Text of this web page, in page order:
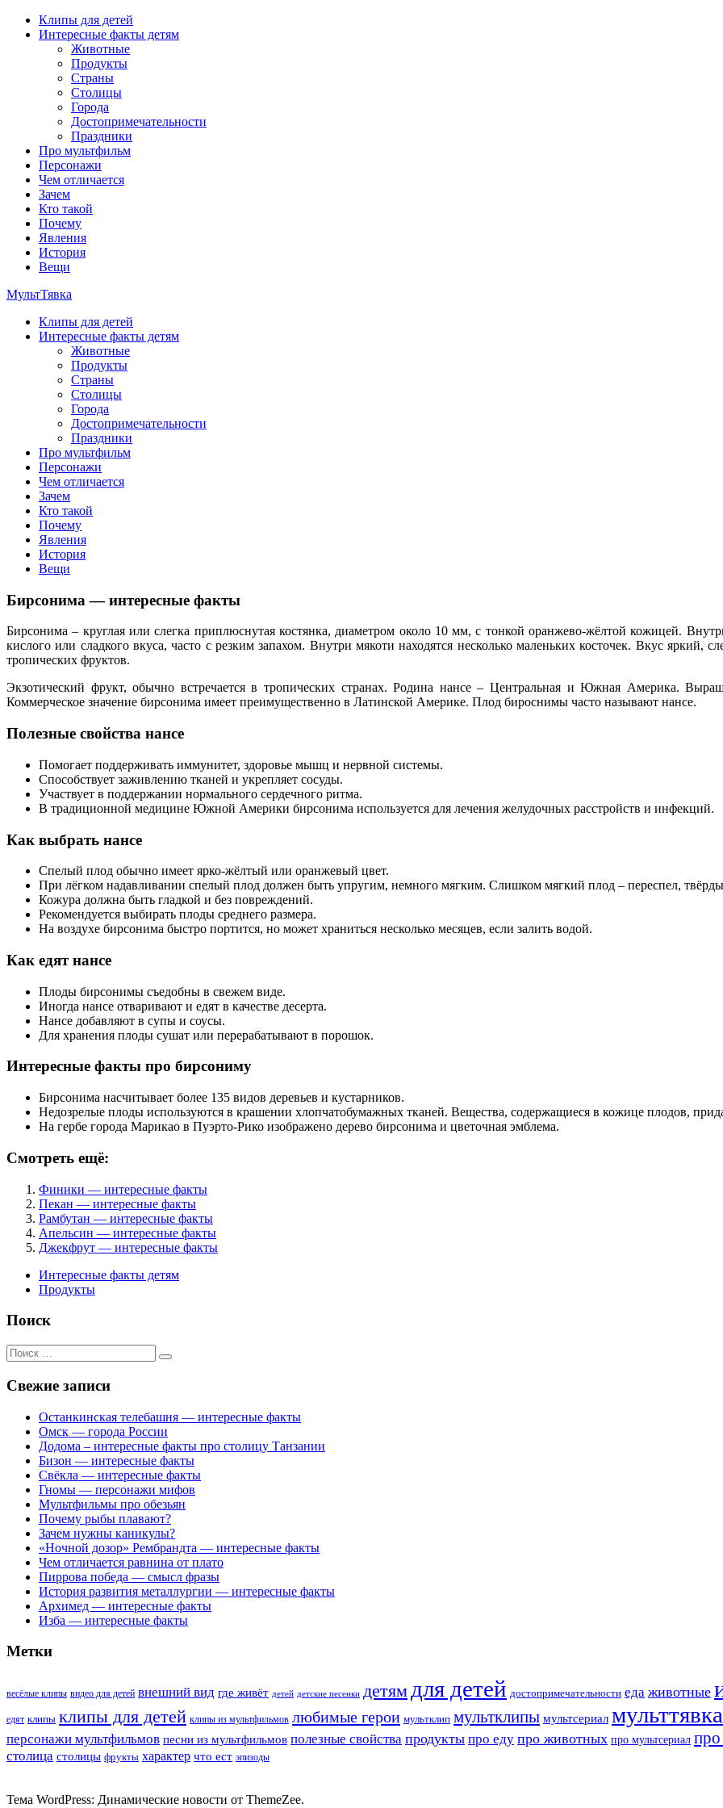
Перейти
содержимому
Клипы для детей
Интересные факты детям
Животные
Продукты
Страны
Столицы
Города
Достопримечательности
Праздники
Про мультфильм
Персонажи
Чем отличается
Зачем
Кто такой
Почему
Явления
История
Вещи
МультТявка
интересные факты про страны, столицы и города, клипы из мультфильмов, мульт-клипы, песни из мультиков, детские клипы,
мультфильмов
Клипы для детей
Интересные факты детям
Животные
Продукты
Страны
Столицы
Города
Достопримечательности
Праздники
Про мультфильм
Персонажи
Чем отличается
Зачем
Кто такой
Почему
Явления
История
Вещи
Бирсонима — интересные факты
Бирсонима – круглая или слегка приплюснутая костянка, диаметром около 10 мм, с тонкой оранжево-жёлтой кожицей.
кислого или сладкого вкуса, часто с резким запахом. Внутри мякоти находятся несколько маленьких косточек. Вкус яркий,
тропических фруктов.
Экзотический фрукт, обычно встречается в тропических странах. Родина нансе – Центральная и Южная Америка.
Коммерческое значение бирсонима имеет преимущественно в Латинской Америке. Плод бироснимы часто называют нансе.
Полезные свойства нансе
Помогает поддерживать иммунитет, здоровье мышц и нервной системы.
Способствует заживлению тканей и укрепляет сосуды.
Участвует в поддержании нормального сердечного ритма.
В традиционной медицине Южной Америки бирсонима используется для лечения желудочных расстройств и инфекций.
Как выбрать нансе
Спелый плод обычно имеет ярко-жёлтый или оранжевый цвет.
При лёгком надавливании спелый плод должен быть упругим, немного мягким. Слишком мягкий плод – переспел,
Кожура должна быть гладкой и без повреждений.
Рекомендуется выбирать плоды среднего размера.
На воздухе бирсонима быстро портится, но может храниться несколько месяцев, если залить водой.
Как едят нансе
Плоды бирсонимы съедобны в свежем виде.
Иногда нансе отваривают и едят в качестве десерта.
Нансе добавляют в супы и соусы.
Для хранения плоды сушат или перерабатывают в порошок.
Интересные факты про бирсониму
Бирсонима насчитывает более 135 видов деревьев и кустарников.
Недозрелые плоды используются в крашении хлопчатобумажных тканей. Вещества, содержащиеся в кожице плодов,
На гербе города Марикао в Пуэрто-Рико изображено дерево бирсонима и цветочная эмблема.
Смотреть ещё:
Финики — интересные факты
Пекан — интересные факты
Рамбутан — интересные факты
Апельсин — интересные факты
Джекфрут — интересные факты
Интересные факты детям
Продукты
Поиск
Поиск
для:
Свежие записи
Останкинская телебашня — интересные факты
Омск — города России
Додома – интересные факты про столицу Танзании
Бизон — интересные факты
Свёкла — интересные факты
Гномы — персонажи мифов
Мультфильмы про обезьян
Почему рыбы плавают?
Зачем нужны каникулы?
«Ночной дозор» Рембрандта — интересные факты
Чем отличается равнина от плато
Пиррова победа — смысл фразы
История развития металлургии — интересные факты
Архимед — интересные факты
Изба — интересные факты
Метки
весёлые клипы видео для детей внешний вид где живёт детей детские песенки детям для детей достопримечательности еда животные
едят клипы клипы для детей клипы из мультфильмов любимые герои мультклип мультклипы мультсериал мульттявка
персонажи мультфильмов песни из мультфильмов полезные свойства продукты про еду про животных про мультсериал
столица столицы фрукты характер что ест эпизоды
Тема WordPress: Динамические новости от ThemeZee.